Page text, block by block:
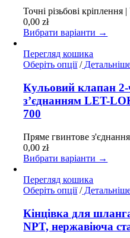
можна
на
товару
Точні різьбові кріплення
0,00zł
Вибрати варіанти →
Перегляд кошика
Оберіть опції Цей
має
кілька
варіантів.
вибрати
сторінці
/
Кульовий клапан
з’єднанням LET-
700
Пряме гвинтове
0,00zł
Вибрати варіанти →
Перегляд кошика
Оберіть опції Цей
має
кілька
варіантів.
/
Кінцівка для
NPT, нержавіюча